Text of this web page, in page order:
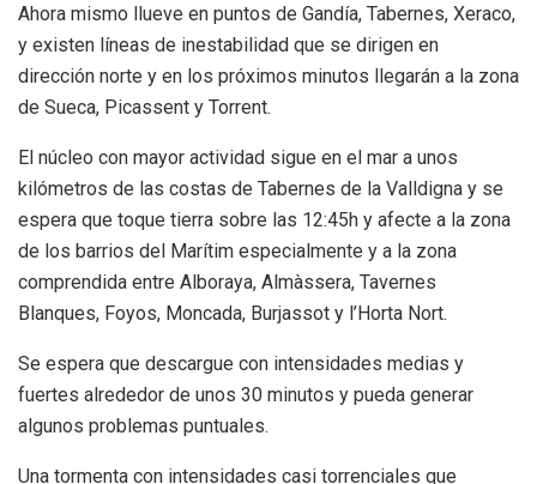
Ahora mismo llueve en puntos de Gandía, Tabernes, Xeraco,
y existen líneas de inestabilidad que se dirigen en
dirección norte y en los próximos minutos llegarán a la zona
de Sueca, Picassent y Torrent.
El núcleo con mayor actividad sigue en el mar a unos
kilómetros de las costas de Tabernes de la Valldigna y se
espera que toque tierra sobre las 12:45h y afecte a la zona
de los barrios del Marítim especialmente y a la zona
comprendida entre Alboraya, Almàssera, Tavernes
Blanques, Foyos, Moncada, Burjassot y l’Horta Nort.
Se espera que descargue con intensidades medias y
fuertes alrededor de unos 30 minutos y pueda generar
algunos problemas puntuales.
Una tormenta con intensidades casi torrenciales que